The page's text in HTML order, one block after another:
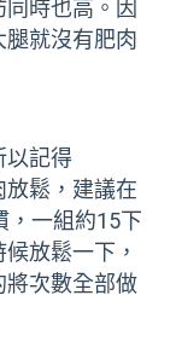
時也高。因
就沒有肥肉
以記得
放鬆，建議在
，一組約15下
放鬆一下，
將次數全部做